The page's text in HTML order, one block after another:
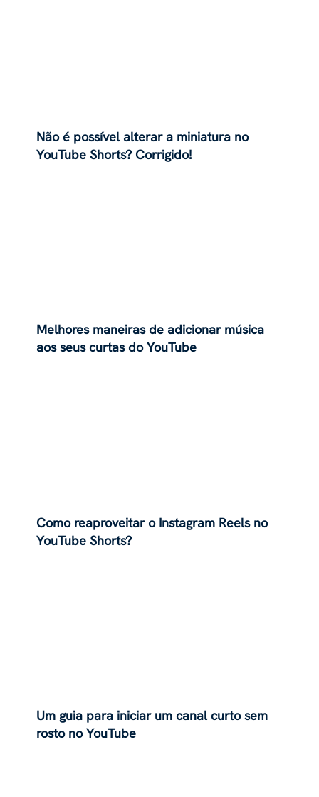
Não é possível alterar a miniatura no
YouTube Shorts? Corrigido!
Melhores maneiras de adicionar música
aos seus curtas do YouTube
Como reaproveitar o Instagram Reels no
YouTube Shorts?
Um guia para iniciar um canal curto sem
rosto no YouTube